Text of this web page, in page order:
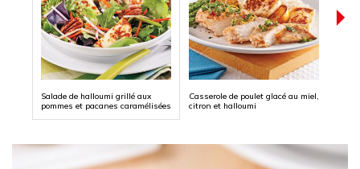
Salade de halloumi grillé aux
pommes et pacanes caramélisées
Casserole de poulet glacé au miel,
citron et halloumi